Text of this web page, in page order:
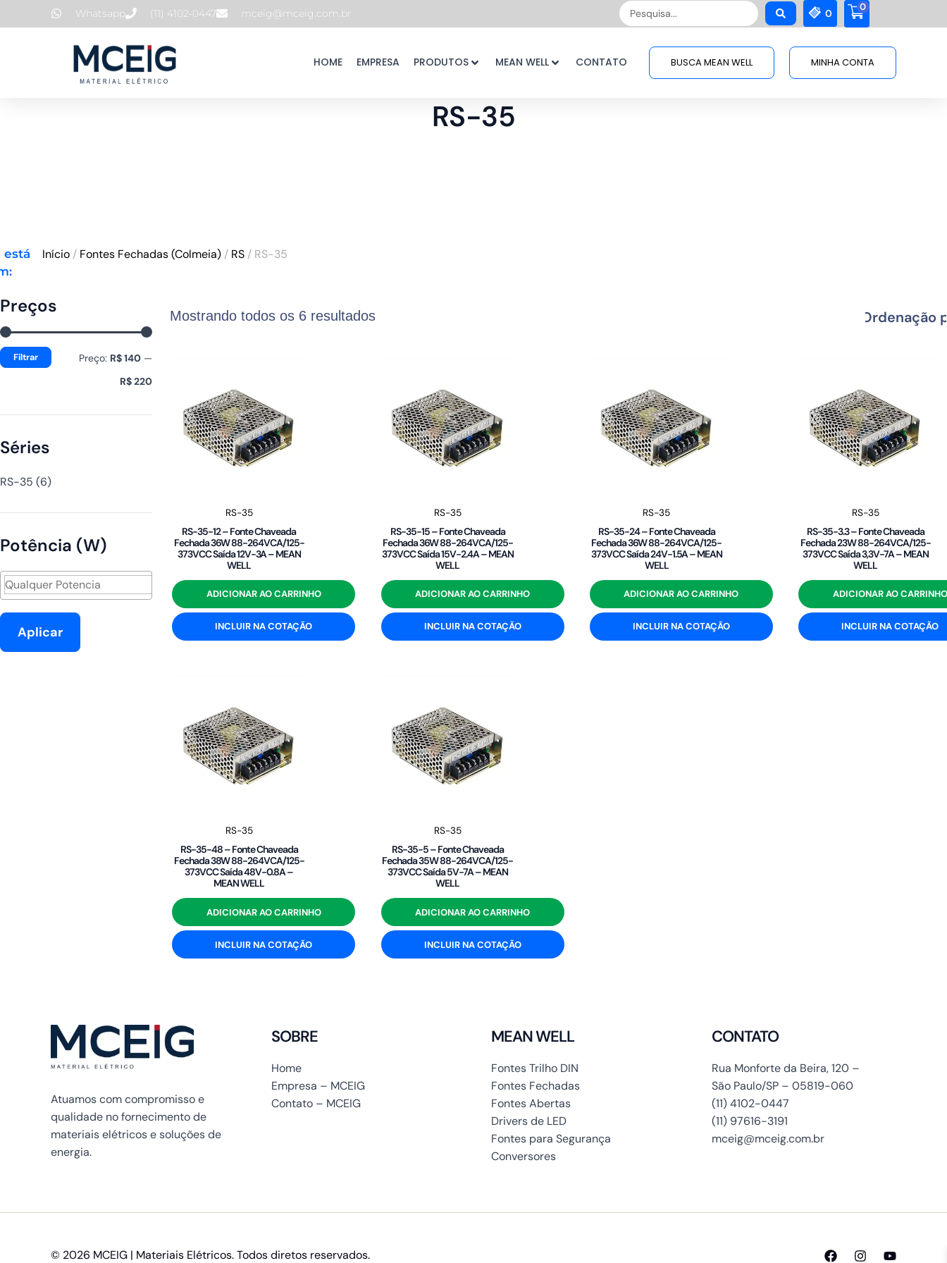
para
Whatsapp (11) 4102-0447 mceig@mceig.com.br
Pesquisar
...
0
0
HOME EMPRESA PRODUTOS MEAN WELL CONTATO BUSCA MEAN WELL MINHA CONTA
RS-35
está
Início / Fontes Fechadas (Colmeia) / RS / RS-35
Preços
mínimo
máximo
Filtrar Preço: R$ 140 —
R$ 220
Séries
RS-35 (6)
Potência (W)
Aplicar
Mostrando todos os 6 resultados
RS-35
RS-35-12 – Fonte Chaveada
Fechada 36W 88-264VCA/125-
373VCC Saída 12V-3A – MEAN
WELL
ADICIONAR AO CARRINHO
INCLUIR NA COTAÇÃO
RS-35
RS-35-15 – Fonte Chaveada
Fechada 36W 88-264VCA/125-
373VCC Saída 15V-2.4A – MEAN
WELL
ADICIONAR AO CARRINHO
INCLUIR NA COTAÇÃO
RS-35
RS-35-24 – Fonte Chaveada
Fechada 36W 88-264VCA/125-
373VCC Saída 24V-1.5A – MEAN
WELL
ADICIONAR AO CARRINHO
INCLUIR NA COTAÇÃO
RS-35
RS-35-3.3 – Fonte Chaveada
Fechada 23W 88-264VCA/125-
373VCC Saída 3,3V-7A – MEAN
WELL
ADICIONAR AO CARRINHO
INCLUIR NA COTAÇÃO
RS-35
RS-35-48 – Fonte Chaveada
Fechada 38W 88-264VCA/125-
373VCC Saída 48V-0.8A –
MEAN WELL
ADICIONAR AO CARRINHO
INCLUIR NA COTAÇÃO
RS-35
RS-35-5 – Fonte Chaveada
Fechada 35W 88-264VCA/125-
373VCC Saída 5V-7A – MEAN
WELL
ADICIONAR AO CARRINHO
INCLUIR NA COTAÇÃO
Atuamos com compromisso e
qualidade no fornecimento de
materiais elétricos e soluções de
energia.
SOBRE
Home
Empresa – MCEIG
Contato – MCEIG
MEAN WELL
Fontes Trilho DIN
Fontes Fechadas
Fontes Abertas
Drivers de LED
Fontes para Segurança
Conversores
CONTATO
Rua Monforte da Beira, 120 –
São Paulo/SP – 05819-060
(11) 4102-0447
(11) 97616-3191
mceig@mceig.com.br
© 2026 MCEIG | Materiais Elétricos. Todos diretos reservados.